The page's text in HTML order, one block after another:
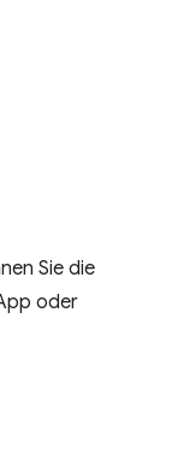
Sie die
oder